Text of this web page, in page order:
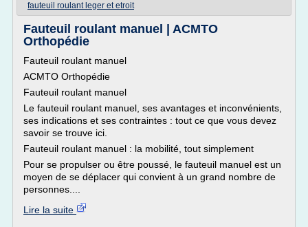
fauteuil roulant leger et etroit
Fauteuil roulant manuel | ACMTO
Orthopédie
Fauteuil roulant manuel
ACMTO Orthopédie
Fauteuil roulant manuel
Le fauteuil roulant manuel, ses avantages et inconvénients,
ses indications et ses contraintes : tout ce que vous devez
savoir se trouve ici.
Fauteuil roulant manuel : la mobilité, tout simplement
Pour se propulser ou être poussé, le fauteuil manuel est un
moyen de se déplacer qui convient à un grand nombre de
personnes....
Lire la suite